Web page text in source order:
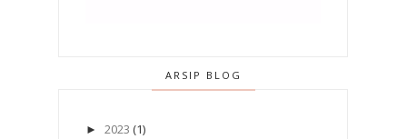
ARSIP BLOG
► 2023 (1)